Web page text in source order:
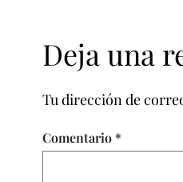
Deja una
Tu dirección de
Comentario *